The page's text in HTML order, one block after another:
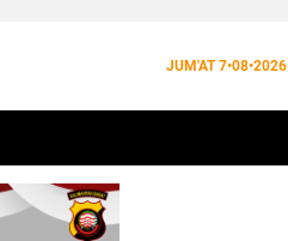
JUM'AT7•08•2026